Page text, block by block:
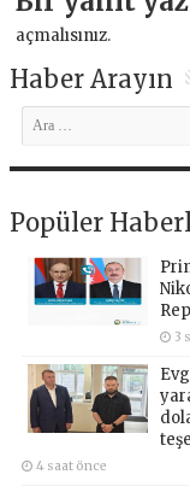
açmalısınız.
Haber Arayın
Popüler
3
4 saat önce